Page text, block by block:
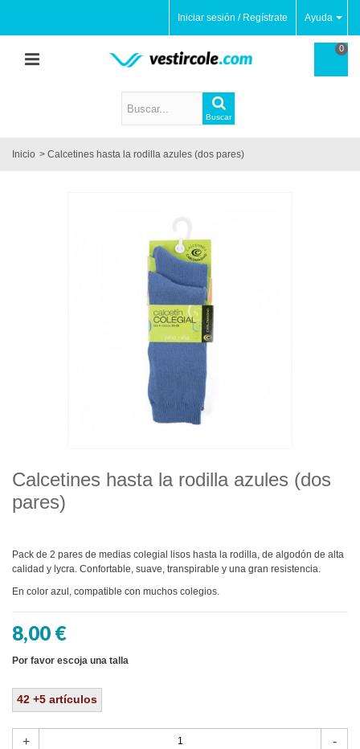
Ayuda
Iniciar sesión / Regístrate
0
Buscar
Inicio > Calcetines hasta la rodilla azules (dos pares)
Calcetines hasta la rodilla azules (dos
pares)
Pack de 2 pares de medias colegial lisos hasta la rodilla, de algodón de alta
calidad y lycra. Confortable, suave, transpirable y una gran resistencia.
En color azul, compatible con muchos colegios.
8,00 €
Por favor escoja una talla
42 +5 artículos
-
+